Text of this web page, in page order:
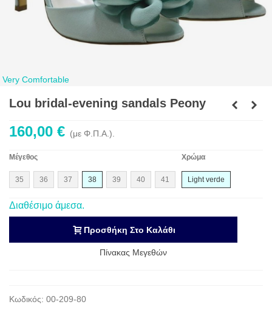
Very Comfortable
Lou bridal-evening sandals Peony
160,00 € (με Φ.Π.Α.).
Μέγεθος
35 36 37 38 39 40 41
Χρώμα
Light verde
Διαθέσιμο άμεσα.
Προσθήκη Στο Καλάθι
Πίνακας Μεγεθών
Κωδικός: 00-209-80